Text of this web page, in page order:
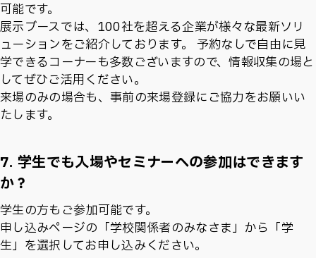
可能です。
展示ブースでは、100社を超える企業が様々な最新ソリ
ューションをご紹介しております。 予約なしで自由に見
学できるコーナーも多数ございますので、情報収集の場と
してぜひご活用ください。
来場のみの場合も、事前の来場登録にご協力をお願いい
たします。
7. 学生でも入場やセミナーへの参加はできます
か？
学生の方もご参加可能です。
申し込みページの「学校関係者のみなさま」から「学
生」を選択してお申し込みください。